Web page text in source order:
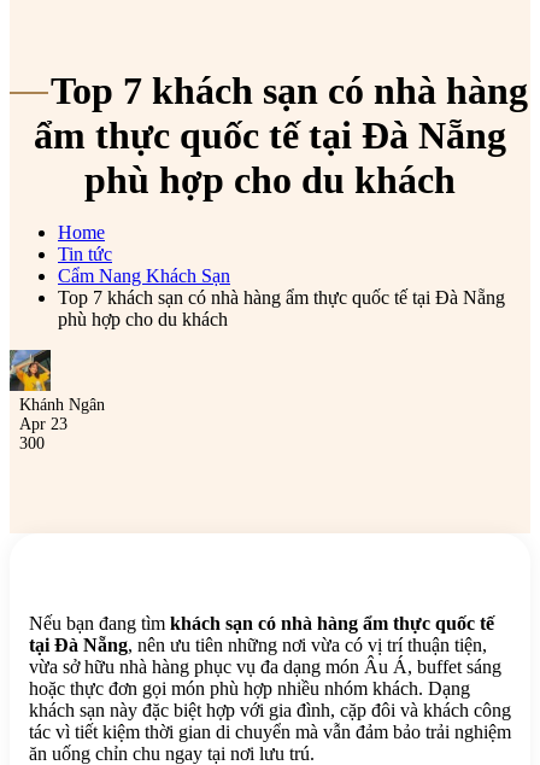
Top 7 khách sạn có nhà hàng
ẩm thực quốc tế tại Đà Nẵng
phù hợp cho du khách
Home
Tin tức
Cẩm Nang Khách Sạn
Top 7 khách sạn có nhà hàng ẩm thực quốc tế tại Đà Nẵng
phù hợp cho du khách
Khánh Ngân
Apr 23
300
Nếu bạn đang tìm khách sạn có nhà hàng ẩm thực quốc tế
tại Đà Nẵng, nên ưu tiên những nơi vừa có vị trí thuận tiện,
vừa sở hữu nhà hàng phục vụ đa dạng món Âu Á, buffet sáng
hoặc thực đơn gọi món phù hợp nhiều nhóm khách. Dạng
khách sạn này đặc biệt hợp với gia đình, cặp đôi và khách công
tác vì tiết kiệm thời gian di chuyển mà vẫn đảm bảo trải nghiệm
ăn uống chỉn chu ngay tại nơi lưu trú.